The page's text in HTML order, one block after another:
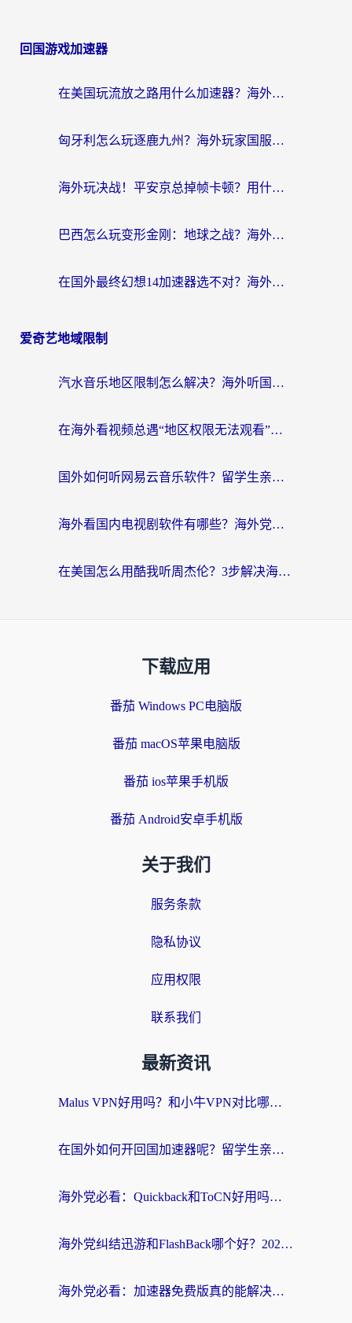
回国游戏加速器
在美国玩流放之路用什么加速器？海外党国服游戏不卡顿的终极攻略
匈牙利怎么玩逐鹿九州？海外玩家国服游戏加速器终极指南（附永劫无间荣耀新三国解决方案）
海外玩决战！平安京总掉帧卡顿？用什么加速器比较好？实测指南来了
巴西怎么玩变形金刚：地球之战？海外玩家国服游戏加速终极指南（附新诛仙延迟密室逃脱18解决办法）
在国外最终幻想14加速器选不对？海外玩家的国服游戏加速避坑指南
爱奇艺地域限制
汽水音乐地区限制怎么解决？海外听国内音乐的实用指南来了
在海外看视频总遇“地区权限无法观看”？这篇攻略帮你轻松解锁国内影视动漫
国外如何听网易云音乐软件？留学生亲测有效的回国加速方案
海外看国内电视剧软件有哪些？海外党专属追剧指南来了
在美国怎么用酷我听周杰伦？3步解决海外听歌地域限制，附QQ音乐网易云通用技巧
下载应用
番茄 Windows PC电脑版
番茄 macOS苹果电脑版
番茄 ios苹果手机版
番茄 Android安卓手机版
关于我们
服务条款
隐私协议
应用权限
联系我们
最新资讯
Malus VPN好用吗？和小牛VPN对比哪个回国效果更好？海外党亲测实用指南
在国外如何开回国加速器呢？留学生亲测的无缝访问国内资源指南
海外党必看：Quickback和ToCN好用吗？3分钟选对回国加速器的实用指南
海外党纠结迅游和FlashBack哪个好？2026实用指南教你选对回国加速器
海外党必看：加速器免费版真的能解决回国访问难题吗？附实用选择指南